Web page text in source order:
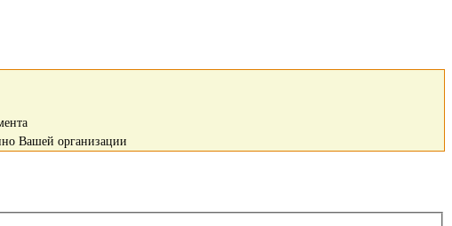
Вашей организации